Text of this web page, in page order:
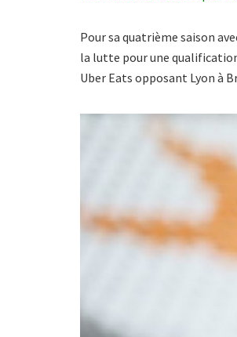
Pour sa quatrième saison
la lutte pour une
Uber Eats opposant Lyon à